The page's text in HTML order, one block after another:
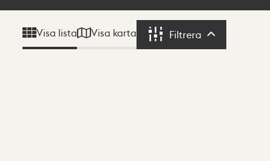
Visa lista Visa karta Filtrera Filtrera